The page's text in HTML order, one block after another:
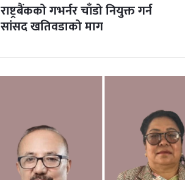
राष्ट्रबैंकको गभर्नर चाँडो नियुक्त गर्न
सांसद खतिवडाको माग